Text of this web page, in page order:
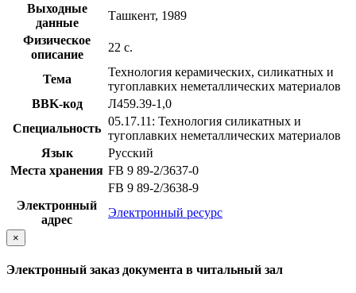
Выходные
данные
Ташкент, 1989
Физическое
описание
22 с.
Тема
Технология керамических, силикатных и
тугоплавких неметаллических материалов
BBK-код
Л459.39-1,0
Специальность
05.17.11: Технология силикатных и
тугоплавких неметаллических материалов
Язык
Русский
Места хранения FB 9 89-2/3637-0
FB 9 89-2/3638-9
Электронный
адрес
Электронный ресурс
×
Электронный заказ документа в читальный зал